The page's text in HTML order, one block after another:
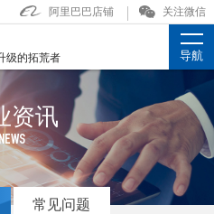
阿里巴巴店铺 关注微信
级的拓荒者 导航
资讯
常见问题